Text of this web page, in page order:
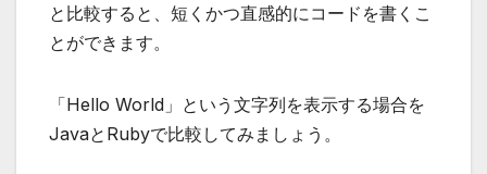
と比較すると、短くかつ直感的にコードを書くこ
とができます。
「Hello World」という文字列を表示する場合を
JavaとRubyで比較してみましょう。